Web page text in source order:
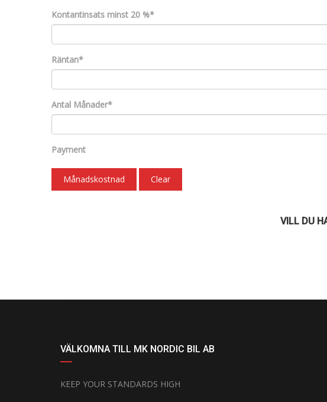
Kontantinsats minst 20 %*
Räntan*
Antal Månader*
Payment
Månadskostnad Clear
VILL DU
VÄLKOMNA TILL MK NORDIC BIL AB
KEEP YOUR STANDARDS HIGH